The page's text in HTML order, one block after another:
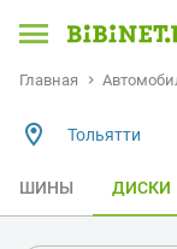
Главная
Тольятти
ШИНЫ ДИСКИ